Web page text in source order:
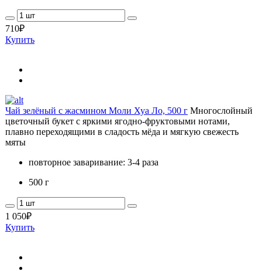
710₽
Купить
Чай зелёный с жасмином Моли Хуа Ло, 500 г Многослойный
цветочный букет с яркими ягодно-фруктовыми нотами,
плавно переходящими в сладость мёда и мягкую свежесть
мяты
повторное заваривание: 3-4 раза
500 г
1 050₽
Купить